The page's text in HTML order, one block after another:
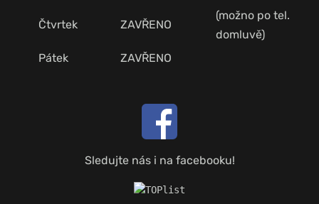
Čtvrtek ZAVŘENO
(možno po tel.
domluvě)
Pátek
ZAVŘENO
Sledujte nás i na facebooku!